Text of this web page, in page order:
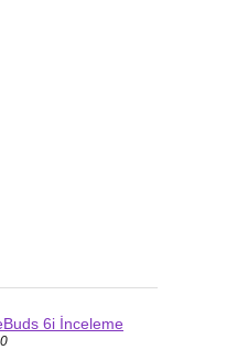
6i İnceleme
0